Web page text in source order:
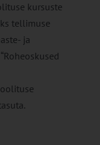
kursuste
tellimuse
ja